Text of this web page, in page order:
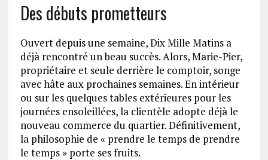
Des débuts prometteurs
Ouvert depuis une semaine, Dix Mille Matins a
déjà rencontré un beau succès. Alors, Marie-Pier,
propriétaire et seule derrière le comptoir, songe
avec hâte aux prochaines semaines. En intérieur
ou sur les quelques tables extérieures pour les
journées ensoleillées, la clientèle adopte déjà le
nouveau commerce du quartier. Définitivement,
la philosophie de « prendre le temps de prendre
le temps » porte ses fruits.